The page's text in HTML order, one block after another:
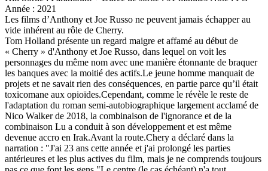
Année : 2021
Les films d’Anthony et Joe Russo ne peuvent jamais échapper au
vide inhérent au rôle de Cherry.
Tom Holland présente un regard maigre et affamé au début de
« Cherry » d'Anthony et Joe Russo, dans lequel on voit les
personnages du même nom avec une manière étonnante de braquer
les banques avec la moitié des actifs.Le jeune homme manquait de
projets et ne savait rien des conséquences, en partie parce qu’il était
toxicomane aux opioïdes.Cependant, comme le révèle le reste de
l'adaptation du roman semi-autobiographique largement acclamé de
Nico Walker de 2018, la combinaison de l'ignorance et de la
combinaison Lu a conduit à son développement et est même
devenue accro en Irak.Avant la route.Chery a déclaré dans la
narration : "J'ai 23 ans cette année et j'ai prolongé les parties
antérieures et les plus actives du film, mais je ne comprends toujours